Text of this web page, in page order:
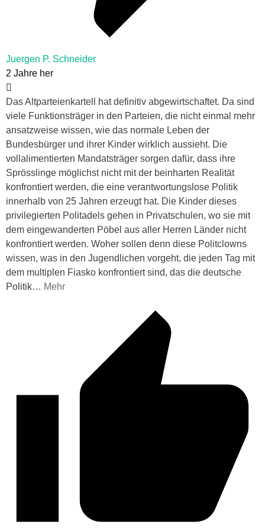
Juergen P. Schneider
2 Jahre her
Das Altparteienkartell hat definitiv abgewirtschaftet. Da sind
viele Funktionsträger in den Parteien, die nicht einmal mehr
ansatzweise wissen, wie das normale Leben der
Bundesbürger und ihrer Kinder wirklich aussieht. Die
vollalimentierten Mandatsträger sorgen dafür, dass ihre
Sprösslinge möglichst nicht mit der beinharten Realität
konfrontiert werden, die eine verantwortungslose Politik
innerhalb von 25 Jahren erzeugt hat. Die Kinder dieses
privilegierten Politadels gehen in Privatschulen, wo sie mit
dem eingewanderten Pöbel aus aller Herren Länder nicht
konfrontiert werden. Woher sollen denn diese Politclowns
wissen, was in den Jugendlichen vorgeht, die jeden Tag mit
dem multiplen Fiasko konfrontiert sind, das die deutsche
Politik… Mehr